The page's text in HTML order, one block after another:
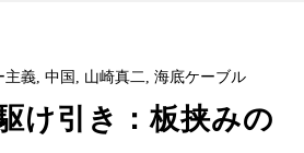
主義,中国 , 山崎真二,海底ケーブル
け引き：板挟みの